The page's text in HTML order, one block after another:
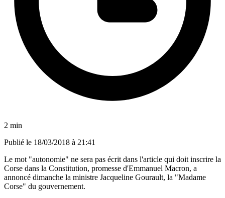
2 min
Publié le 18/03/2018 à 21:41
Le mot "autonomie" ne sera pas écrit dans l'article qui doit inscrire la
Corse dans la Constitution, promesse d'Emmanuel Macron, a
annoncé dimanche la ministre Jacqueline Gourault, la "Madame
Corse" du gouvernement.